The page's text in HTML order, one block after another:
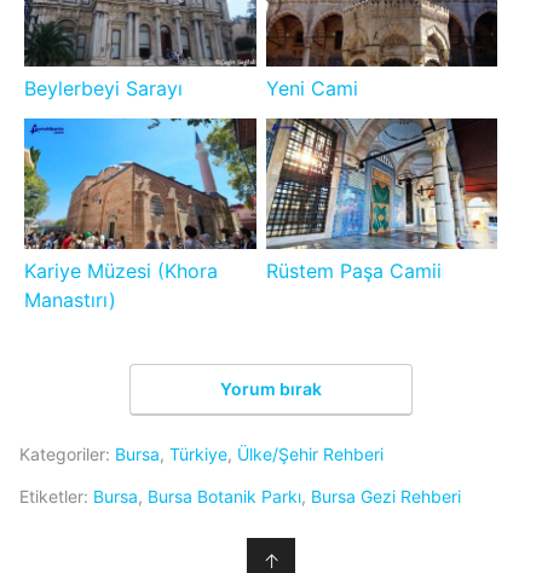
Beylerbeyi Sarayı Yeni Cami
Kariye Müzesi (Khora
Manastırı)
Rüstem Paşa Camii
Yorum bırak
Kategoriler: Bursa, Türkiye, Ülke/Şehir Rehberi
Etiketler: Bursa, Bursa Botanik Parkı, Bursa Gezi Rehberi
↑